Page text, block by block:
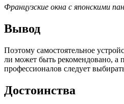
Французские окна с японскими
Вывод
Поэтому самостоятельное
ли может быть рекомендовано, а
профессионалов следует
Достоинства